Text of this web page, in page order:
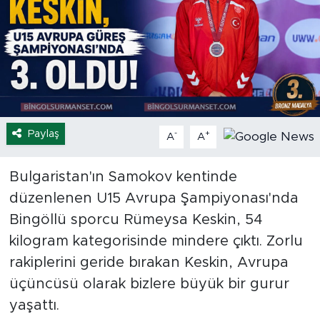
Paylaş A- A+
Bulgaristan'ın Samokov kentinde
düzenlenen U15 Avrupa Şampiyonası'nda
Bingöllü sporcu Rümeysa Keskin, 54
kilogram kategorisinde mindere çıktı. Zorlu
rakiplerini geride bırakan Keskin, Avrupa
üçüncüsü olarak bizlere büyük bir gurur
yaşattı.
Ekonomi
Hava Durumu
Tavz Der
Bingöl Kaza Haberleri